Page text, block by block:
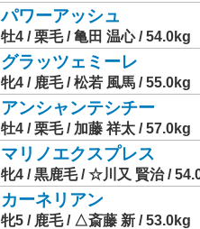
パワーアッシュ
牡4 / 栗毛 / 亀田 温心 / 54.0kg
グラッツェミーレ
牝4 / 鹿毛 / 松若 風馬 / 55.0kg
アンシャンテシチー
牡4 / 栗毛 / 加藤 祥太 / 57.0kg
マリノエクスプレス
牝4 / 黒鹿毛 / ☆川又 賢治 /
カーネリアン
牝5 / 鹿毛 / △斎藤 新 / 53.0kg